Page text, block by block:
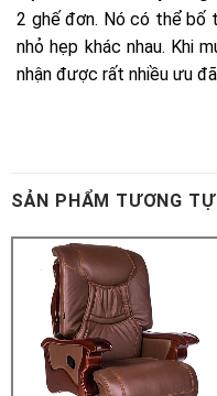
SẢN PHẨM TƯƠNG TỰ